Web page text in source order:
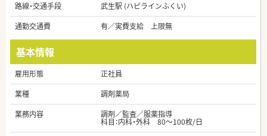
路線・交通手段
武生駅 (ハピラインふくい)
通勤交通費
有／実費支給 上限無
基本情報
雇用形態
正社員
業種
調剤薬局
業務内容
調剤／監査／服薬指導
科目：内科・外科 80～100枚/日